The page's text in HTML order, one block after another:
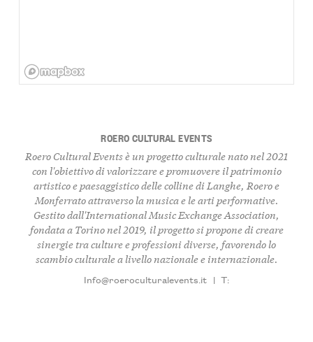
ROERO CULTURAL EVENTS
Roero Cultural Eventsè un progetto culturale nato nel 2021
con l'obiettivo di valorizzare e promuovere il patrimonio
artistico e paesaggistico delle colline di Langhe, Roero e
Monferrato attraverso la musica e le arti performative.
Gestito dall'International Music Exchange Association,
fondata a Torino nel 2019, il progetto si propone di creare
sinergie tra culture e professioni diverse, favorendo lo
scambio culturale a livello nazionale e internazionale.
Info@roeroculturalevents.it | T: